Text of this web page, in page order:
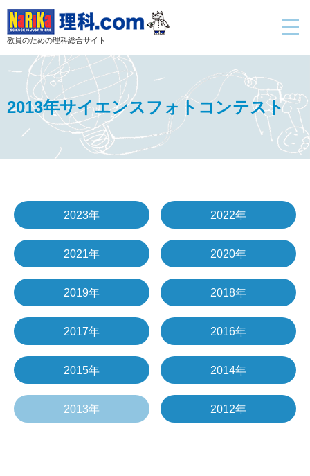
教員のための理科総合サイト
toggle
2013年サイエンスフォトコンテスト
2023年 2022年
2021年 2020年
2019年 2018年
2017年 2016年
2015年 2014年
2013年 2012年